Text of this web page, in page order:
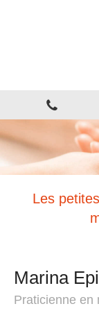
Les
Marina
Praticienne en